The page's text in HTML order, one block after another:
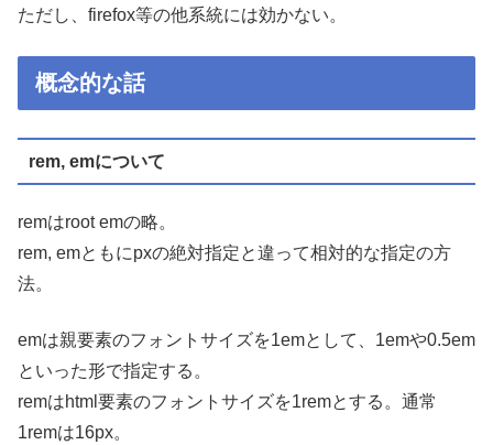
ただし、firefox等の他系統には効かない。
概念的な話
rem, emについて
remはroot emの略。
rem, emともにpxの絶対指定と違って相対的な指定の方
法。
emは親要素のフォントサイズを1emとして、1emや0.5em
といった形で指定する。
remはhtml要素のフォントサイズを1remとする。通常
1remは16px。